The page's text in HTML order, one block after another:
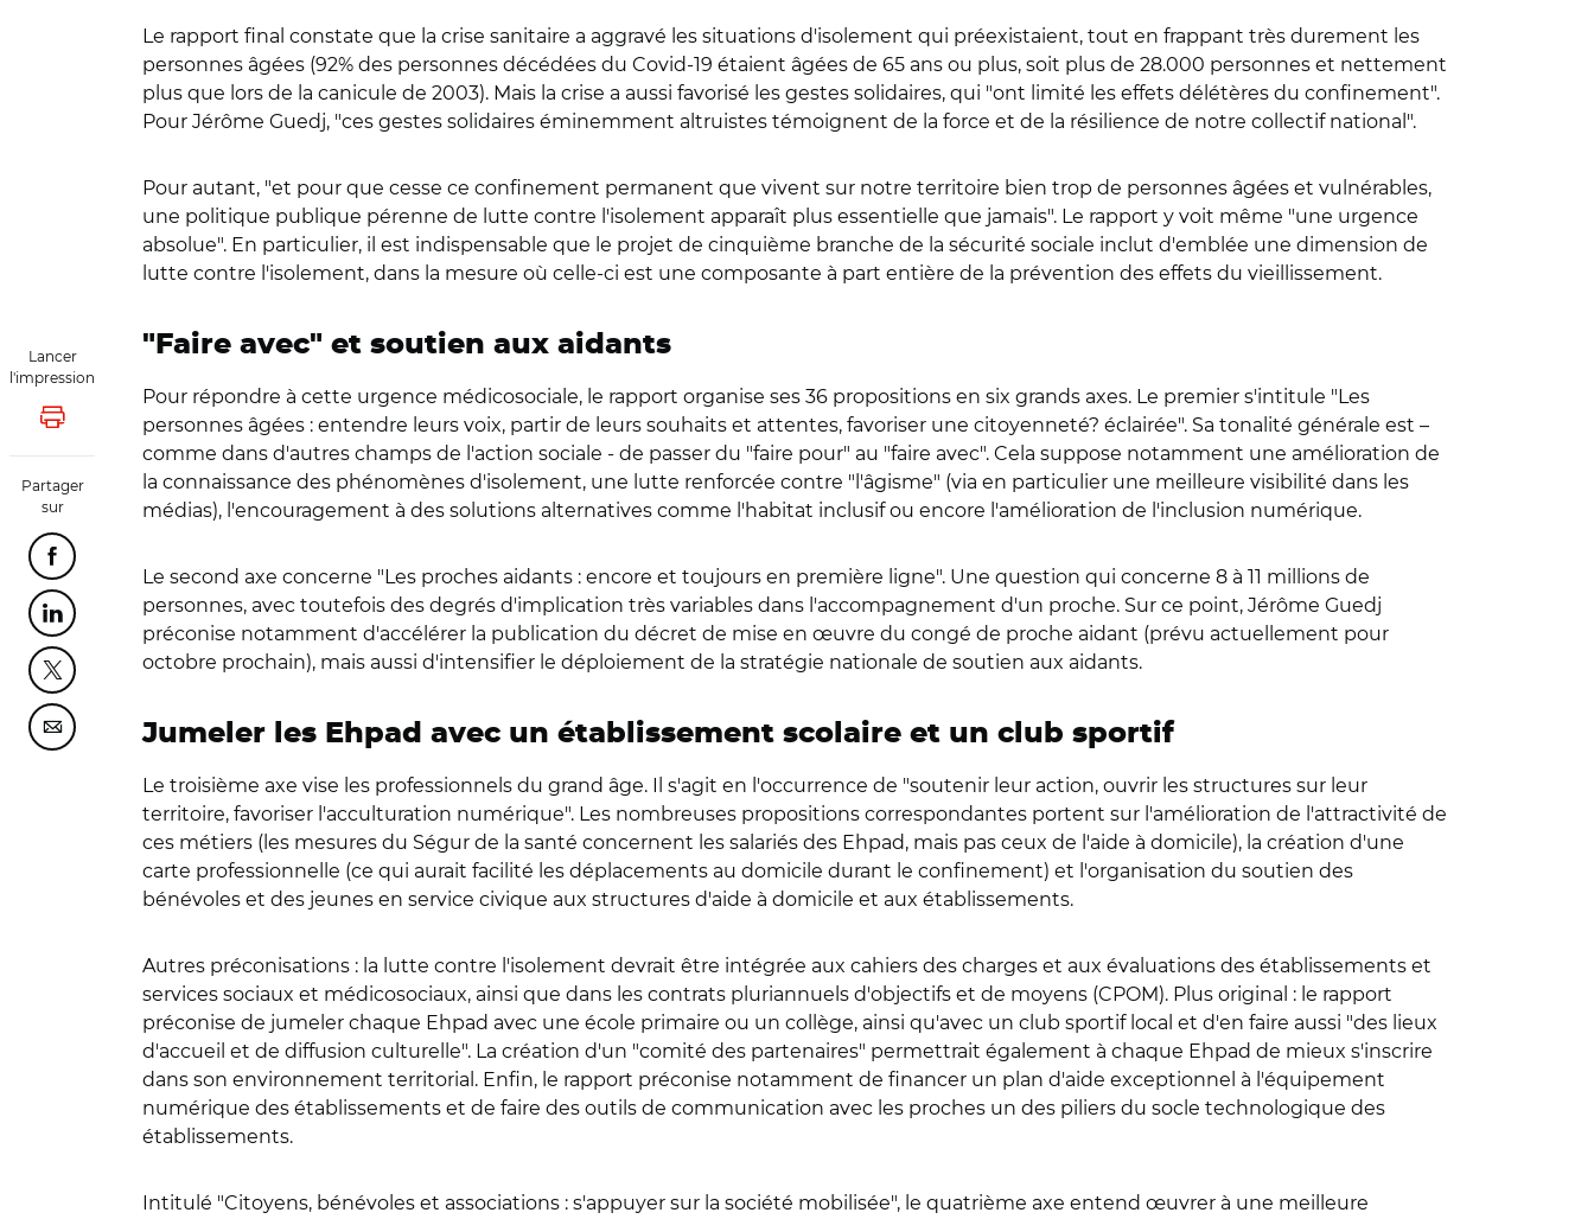
Lancer
l'impression
Lancer l'impression
Partager
sur
Partager cette page sur Facebook
Partager cette page sur Linkedin
Partager cette page sur Twitter
Partager cette page sur Courriel
Le rapport final constate que la crise sanitaire a aggravé les situations d'isolement qui préexistaient, tout en frappant très durement les
personnes âgées (92% des personnes décédées du Covid-19 étaient âgées de 65 ans ou plus, soit plus de 28.000 personnes et nettement
plus que lors de la canicule de 2003). Mais la crise a aussi favorisé les gestes solidaires, qui "ont limité les effets délétères du confinement".
Pour Jérôme Guedj, "ces gestes solidaires éminemment altruistes témoignent de la force et de la résilience de notre collectif national".
Pour autant, "et pour que cesse ce confinement permanent que vivent sur notre territoire bien trop de personnes âgées et vulnérables,
une politique publique pérenne de lutte contre l'isolement apparaît plus essentielle que jamais". Le rapport y voit même "une urgence
absolue". En particulier, il est indispensable que le projet de cinquième branche de la sécurité sociale inclut d'emblée une dimension de
lutte contre l'isolement, dans la mesure où celle-ci est une composante à part entière de la prévention des effets du vieillissement.
"Faire avec" et soutien aux aidants
Pour répondre à cette urgence médicosociale, le rapport organise ses 36 propositions en six grands axes. Le premier s'intitule "Les
personnes âgées : entendre leurs voix, partir de leurs souhaits et attentes, favoriser une citoyenneté? éclairée". Sa tonalité générale est –
comme dans d'autres champs de l'action sociale - de passer du "faire pour" au "faire avec". Cela suppose notamment une amélioration de
la connaissance des phénomènes d'isolement, une lutte renforcée contre "l'âgisme" (via en particulier une meilleure visibilité dans les
médias), l'encouragement à des solutions alternatives comme l'habitat inclusif ou encore l'amélioration de l'inclusion numérique.
Le second axe concerne "Les proches aidants : encore et toujours en première ligne". Une question qui concerne 8 à 11 millions de
personnes, avec toutefois des degrés d'implication très variables dans l'accompagnement d'un proche. Sur ce point, Jérôme Guedj
préconise notamment d'accélérer la publication du décret de mise en œuvre du congé de proche aidant (prévu actuellement pour
octobre prochain), mais aussi d'intensifier le déploiement de la stratégie nationale de soutien aux aidants.
Jumeler les Ehpad avec un établissement scolaire et un club sportif
Le troisième axe vise les professionnels du grand âge. Il s'agit en l'occurrence de "soutenir leur action, ouvrir les structures sur leur
territoire, favoriser l'acculturation numérique". Les nombreuses propositions correspondantes portent sur l'amélioration de l'attractivité de
ces métiers (les mesures du Ségur de la santé concernent les salariés des Ehpad, mais pas ceux de l'aide à domicile), la création d'une
carte professionnelle (ce qui aurait facilité les déplacements au domicile durant le confinement) et l'organisation du soutien des
bénévoles et des jeunes en service civique aux structures d'aide à domicile et aux établissements.
Autres préconisations : la lutte contre l'isolement devrait être intégrée aux cahiers des charges et aux évaluations des établissements et
services sociaux et médicosociaux, ainsi que dans les contrats pluriannuels d'objectifs et de moyens (CPOM). Plus original : le rapport
préconise de jumeler chaque Ehpad avec une école primaire ou un collège, ainsi qu'avec un club sportif local et d'en faire aussi "des lieux
d'accueil et de diffusion culturelle". La création d'un "comité des partenaires" permettrait également à chaque Ehpad de mieux s'inscrire
dans son environnement territorial. Enfin, le rapport préconise notamment de financer un plan d'aide exceptionnel à l'équipement
numérique des établissements et de faire des outils de communication avec les proches un des piliers du socle technologique des
établissements.
Intitulé "Citoyens, bénévoles et associations : s'appuyer sur la société mobilisée", le quatrième axe entend œuvrer à une meilleure